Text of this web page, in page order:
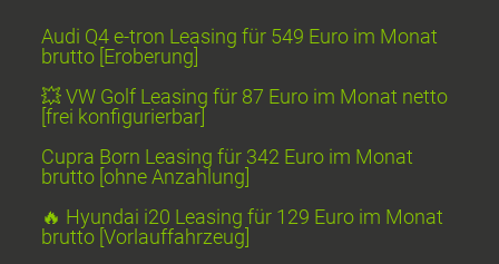
Audi Q4 e-tron Leasing für 549 Euro im Monat
brutto [Eroberung]
💥 VW Golf Leasing für 87 Euro im Monat netto
[frei konfigurierbar]
Cupra Born Leasing für 342 Euro im Monat
brutto [ohne Anzahlung]
🔥 Hyundai i20 Leasing für 129 Euro im Monat
brutto [Vorlauffahrzeug]